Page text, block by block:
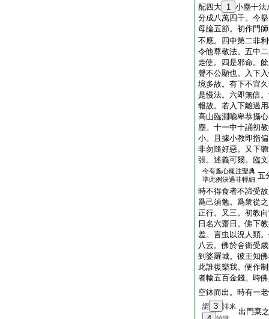
配四大 1 小塵十法
分成八萬四千。今
母論五節。初作門
不應。四中第二非
令他尊敬法。五中
走使。四是邪命。
聲不公顯也。入下
境多故。有下不宜
是慢法。六即無信
報故。若入下離過
高山臨淵喩卑恭攝
塵。十一中十誦初
小。且據小教即指
非勿隨好惡。又下
張。述義可爾。臨
今有麁心輒注聖典
準此例決過非輕細 五
時不得食者不諦受
爲己須勉。爲衆從
正行。又三。初教
日名六齋日。佛下
羞。言虫以況人類
八云。佛於舍衞受
到婆羅城。彼王知
此誰復樂我。便作
者輸五百金錢。時
空鉢而出。時有一
謂 3 渄米
出門棄